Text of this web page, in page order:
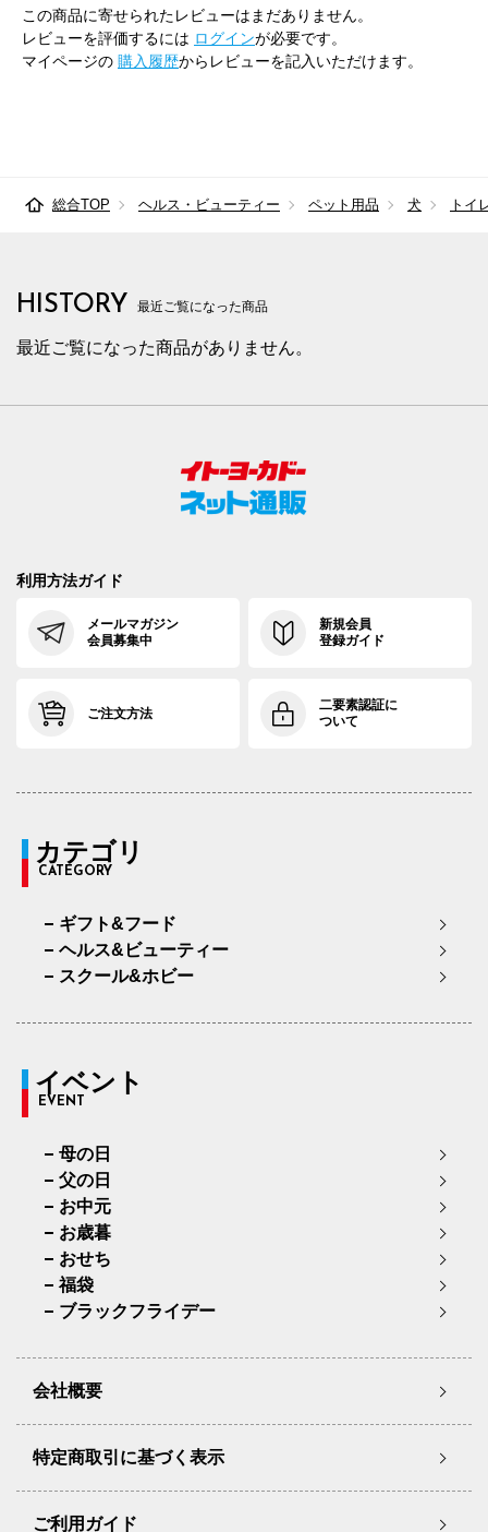
この商品に寄せられたレビューはまだありません。
レビューを評価するには ログインが必要です。
マイページの 購入履歴からレビューを記入いただけます。
総合TOP ヘルス・ビューティー ペット用品 犬 トイ
HISTORY 最近ご覧になった商品
最近ご覧になった商品がありません。
利用方法ガイド
メールマガジン
会員募集中
新規会員
登録ガイド
ご注文方法
二要素認証に
ついて
カテゴリ
CATEGORY
ギフト&フード
ヘルス&ビューティー
スクール&ホビー
イベント
EVENT
母の日
父の日
お中元
お歳暮
おせち
福袋
ブラックフライデー
会社概要
特定商取引に基づく表示
ご利用ガイド